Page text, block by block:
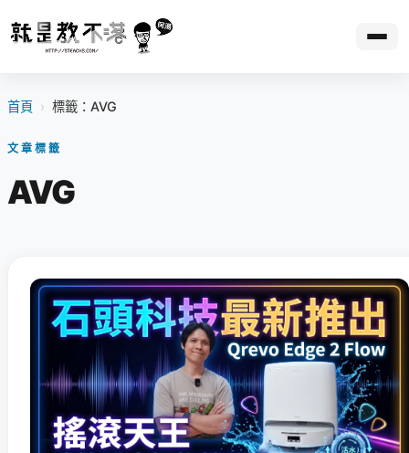
首頁 › 標籤：AVG
文章標籤
AVG